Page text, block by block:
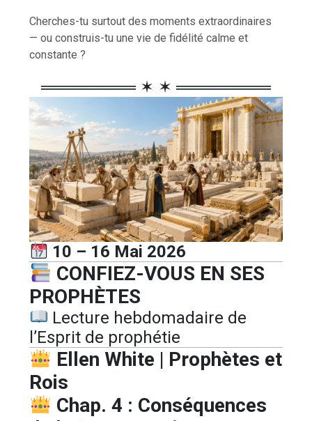
Cherches-tu surtout des moments extraordinaires
— ou construis-tu une vie de fidélité calme et
constante ?
════════ ✶ ✶ ════════
10 – 16 Mai 2026
CONFIEZ-VOUS EN SES
PROPHÈTES
Lecture hebdomadaire de
l’Esprit de prophétie
Ellen White | Prophètes et
Rois
Chap. 4 : Conséquences